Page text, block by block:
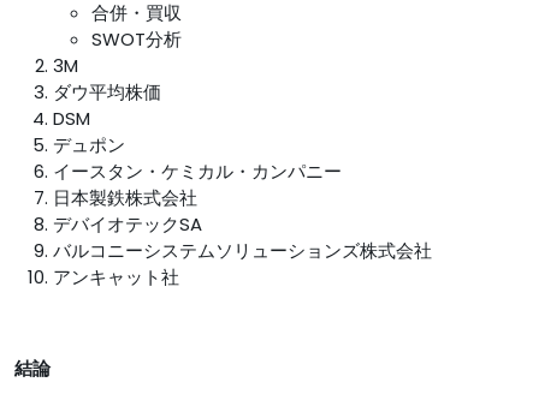
合併・買収
SWOT分析
3M
ダウ平均株価
DSM
デュポン
イースタン・ケミカル・カンパニー
日本製鉄株式会社
デバイオテックSA
バルコニーシステムソリューションズ株式会社
アンキャット社
結論